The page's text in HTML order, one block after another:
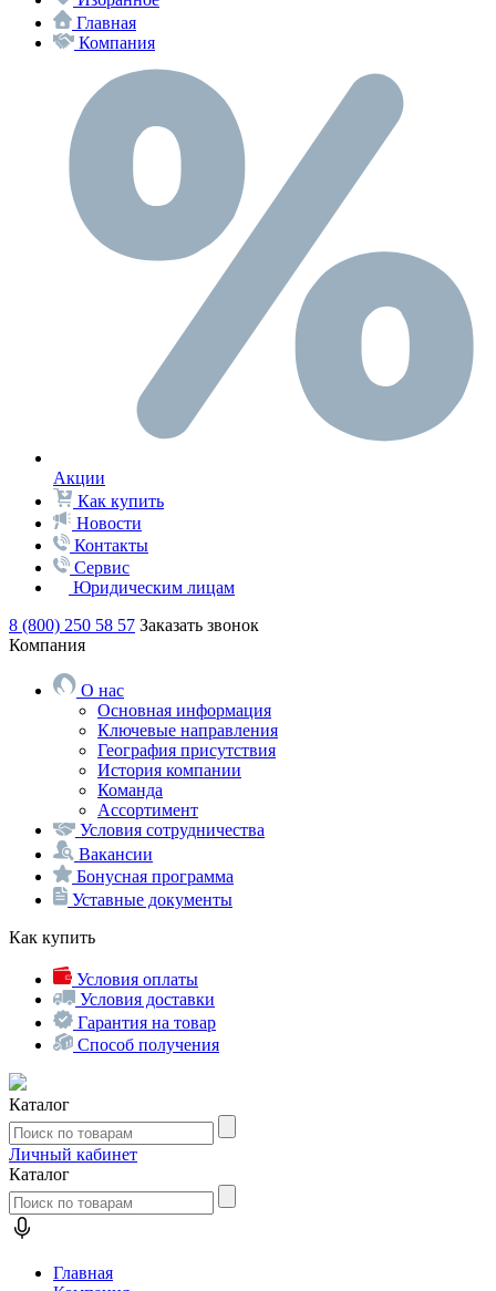
Главная
Компания
Акции
Как купить
Новости
Контакты
Сервис
Юридическим лицам
8 (800) 250 58 57 Заказать звонок
Компания
О нас
Основная информация
Ключевые направления
География присутствия
История компании
Команда
Ассортимент
Условия сотрудничества
Вакансии
Бонусная программа
Уставные документы
Как купить
Условия оплаты
Условия доставки
Гарантия на товар
Способ получения
Каталог
Личный кабинет
Каталог
Главная